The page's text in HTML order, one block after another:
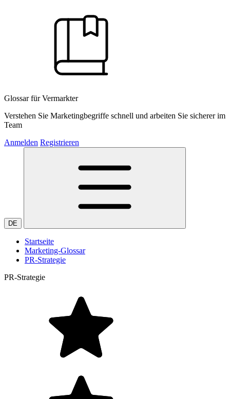
Glossar für Vermarkter
Verstehen Sie Marketingbegriffe schnell und arbeiten Sie sicherer im
Team
Anmelden Registrieren
DE
Startseite
Marketing-Glossar
PR-Strategie
PR-Strategie